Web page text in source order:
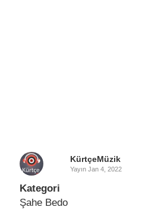
KürtçeMüzik
Yayın Jan 4, 2022
Kategori
Şahe Bedo